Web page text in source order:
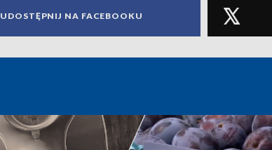
UDOSTĘPNIJ NA FACEBOOKU